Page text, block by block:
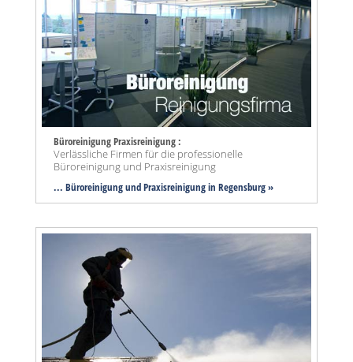
Büroreinigung Praxisreinigung :
Verlässliche Firmen für die professionelle
Büroreinigung und Praxisreinigung
... Büroreinigung und Praxisreinigung in Regensburg »